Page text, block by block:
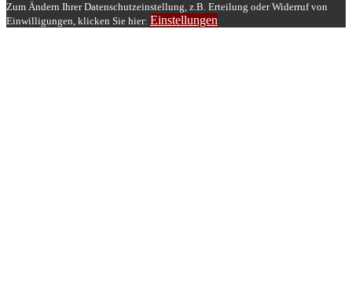
Zum Ändern Ihrer Datenschutzeinstellung, z.B. Erteilung oder Widerruf von
Einwilligungen, klicken Sie hier: Einstellungen